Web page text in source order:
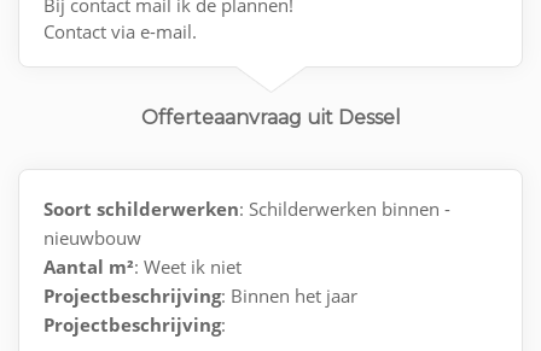
Bij contact mail ik de plannen!
Contact via e-mail.
Offerteaanvraag uit Dessel
Soort schilderwerken: Schilderwerken binnen -
nieuwbouw
Aantal m²: Weet ik niet
Projectbeschrijving: Binnen het jaar
Projectbeschrijving: